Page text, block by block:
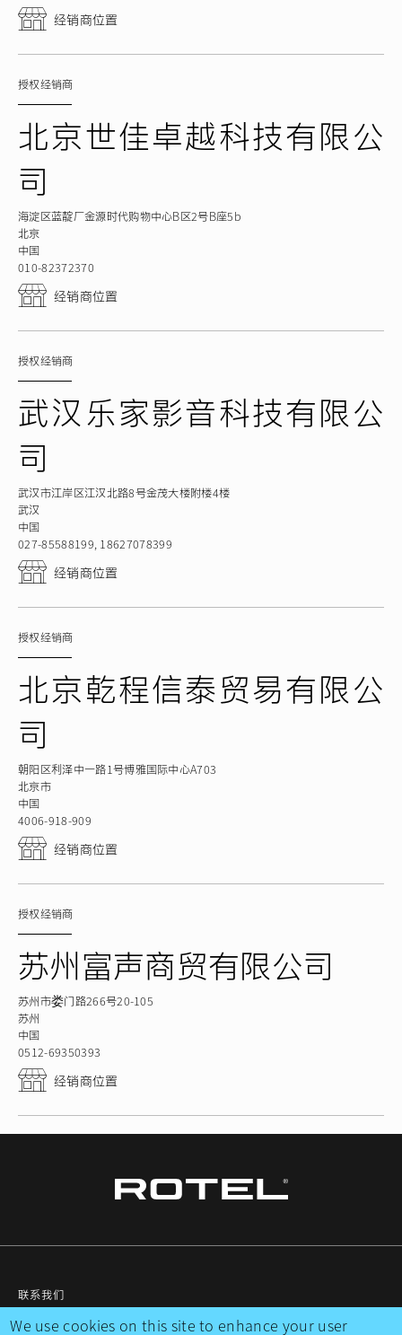
经销商位置
授权经销商
北京世佳卓越科技有限公
司
海淀区蓝靛厂金源时代购物中心B区2号B座5b
北京
中国
010-82372370
经销商位置
授权经销商
武汉乐家影音科技有限公
司
武汉市江岸区江汉北路8号金茂大楼附楼4楼
武汉
中国
027-85588199, 18627078399
经销商位置
授权经销商
北京乾程信泰贸易有限公
司
朝阳区利泽中一路1号博雅国际中心A703
北京市
中国
4006-918-909
经销商位置
授权经销商
苏州富声商贸有限公司
苏州市娄门路266号20-105
苏州
中国
0512-69350393
经销商位置
联系我们
隐私政策
We use cookies on this site to enhance your user